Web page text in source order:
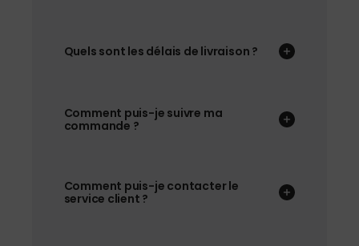
Quels sont les délais de livraison ?
Comment puis-je suivre ma
commande ?
Comment puis-je contacter le
service client ?